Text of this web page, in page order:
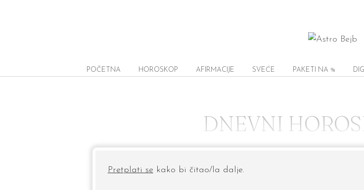
POČETNA HOROSKOP AFIRMACIJE SVEĆE PAKETI NA %
DNEVNI
Pretplati se kako bi čitao/la dalje.